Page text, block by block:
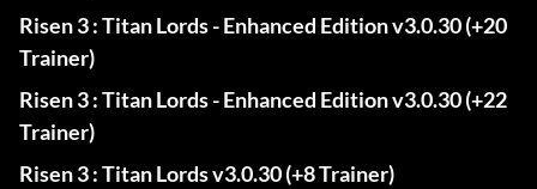
Risen 3 : Titan Lords - Enhanced Edition v3.0.30 (+20
Trainer)
Risen 3 : Titan Lords - Enhanced Edition v3.0.30 (+22
Trainer)
Risen 3 : Titan Lords v3.0.30 (+8 Trainer)